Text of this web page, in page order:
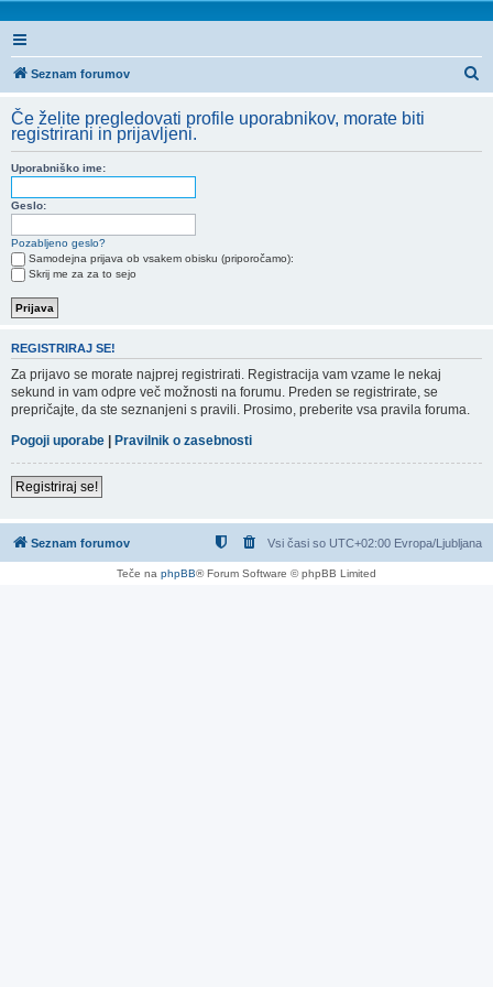
Seznam forumov
a
Če želite pregledovati profile uporabnikov, morate biti
registrirani in prijavljeni.
Uporabniško ime:
Geslo:
Pozabljeno geslo?
Samodejna prijava ob vsakem obisku (priporočamo):
Skrij me za za to sejo
REGISTRIRAJ SE!
Za prijavo se morate najprej registrirati. Registracija vam vzame le nekaj
sekund in vam odpre več možnosti na forumu. Preden se registrirate, se
prepričajte, da ste seznanjeni s pravili. Prosimo, preberite vsa pravila foruma.
Pogoji uporabe | Pravilnik o zasebnosti
Registriraj se!
Seznam forumov Vsi časi so UTC+02:00 Evropa/Ljubljana
Teče na phpBB® Forum Software © phpBB Limited